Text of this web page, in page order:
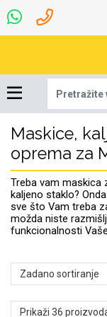
Maskice,
oprema za
Treba vam maskica
kaljeno staklo?
sve što Vam treba
možda niste
funkcionalnosti
Dinamo maskice
mobitel
Robotski usisavači
Najprodavanije -
TOP 100
Ljetna kolekcija
Univerzalna
za tablet
7.0 - 8.0 inča
Apple
Igračke i ostalo
Selfie Stick
Punjači
Mikrofoni
Pametni Satovi
Oprema za Smart
Watch
Auto Kamere
Podloga za miš
mikrofoni
Ruksaci i torbice